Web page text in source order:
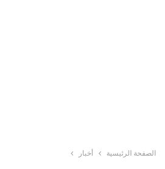
الصفحة الرئيسية أخبار